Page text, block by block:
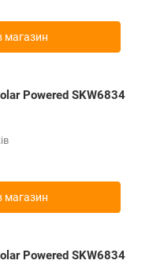
магазин
Powered SKW6834
магазин
Powered SKW6834